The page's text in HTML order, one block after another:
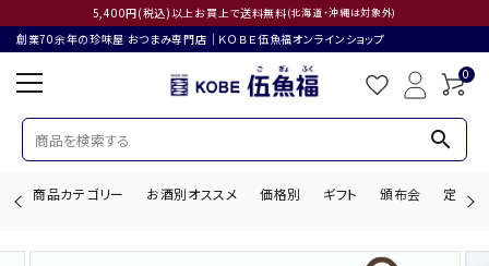
5,400円(税込)以上お買上で送料無料(北海道・沖縄は対象外)
創業70余年の珍味屋 おつまみ専門店│ＫＯＢＥ伍魚福オンラインショップ
0
search
商品カテゴリー お酒別オススメ 価格別 ギフト 頒布会 定期購